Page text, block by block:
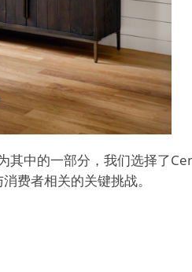
中的一部分，我们选择了
费者相关的关键挑战。